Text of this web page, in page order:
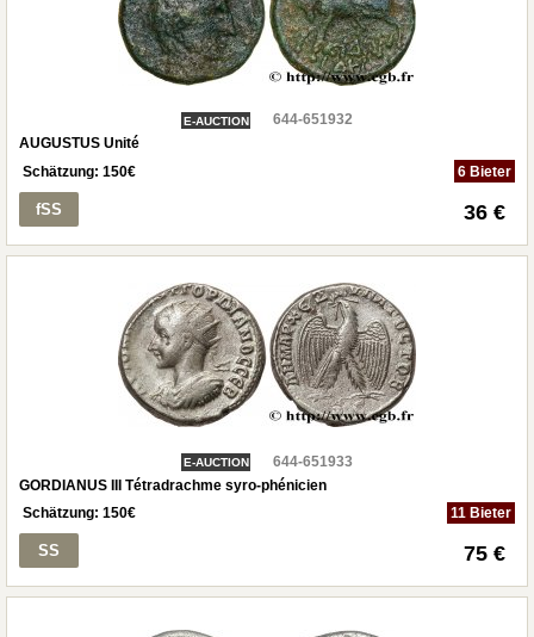
E-AUCTION
644-651932
AUGUSTUS Unité
Schätzung: 150€ 6 Bieter
fSS 36 €
E-AUCTION
644-651933
GORDIANUS III Tétradrachme syro-phénicien
Schätzung: 150€ 11 Bieter
SS 75 €